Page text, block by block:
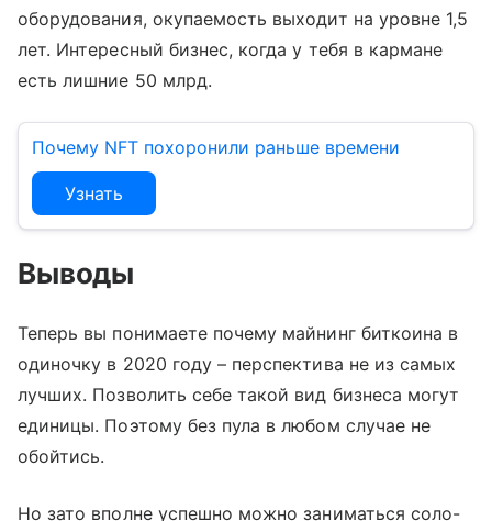
оборудования, окупаемость выходит на уровне 1,5
лет. Интересный бизнес, когда у тебя в кармане
есть лишние 50 млрд.
Почему NFT похоронили раньше времени
Узнать
Выводы
Теперь вы понимаете почему майнинг биткоина в
одиночку в 2020 году – перспектива не из самых
лучших. Позволить себе такой вид бизнеса могут
единицы. Поэтому без пула в любом случае не
обойтись.
Но зато вполне успешно можно заниматься соло-